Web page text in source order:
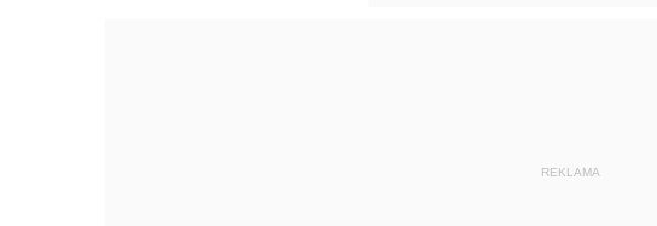
REKLAMA